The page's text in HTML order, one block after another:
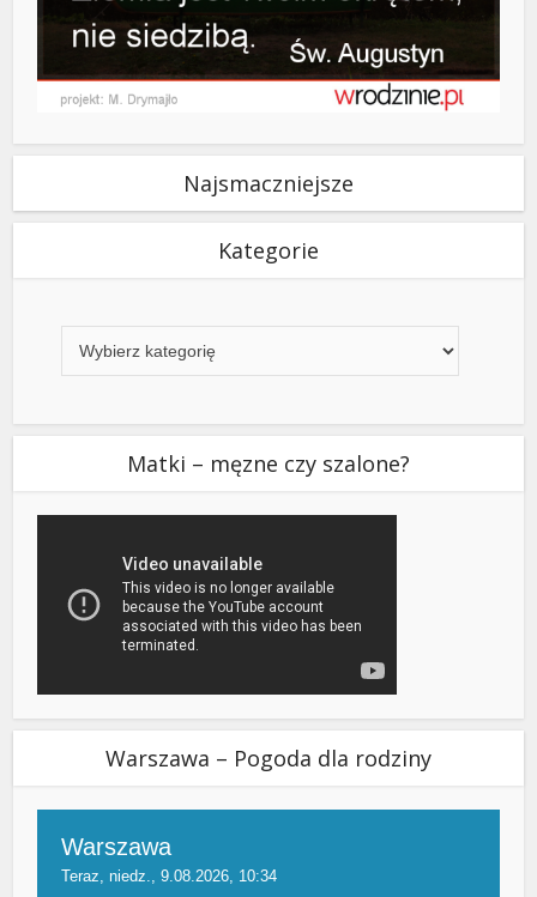
Najsmaczniejsze
Kategorie
Matki – męzne czy szalone?
Warszawa – Pogoda dla rodziny